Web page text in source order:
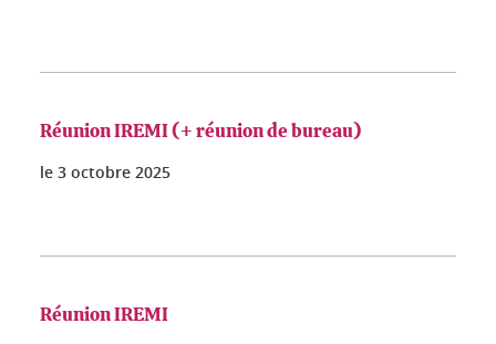
Réunion IREMI (+ réunion de bureau)
le 3 octobre 2025
Réunion IREMI